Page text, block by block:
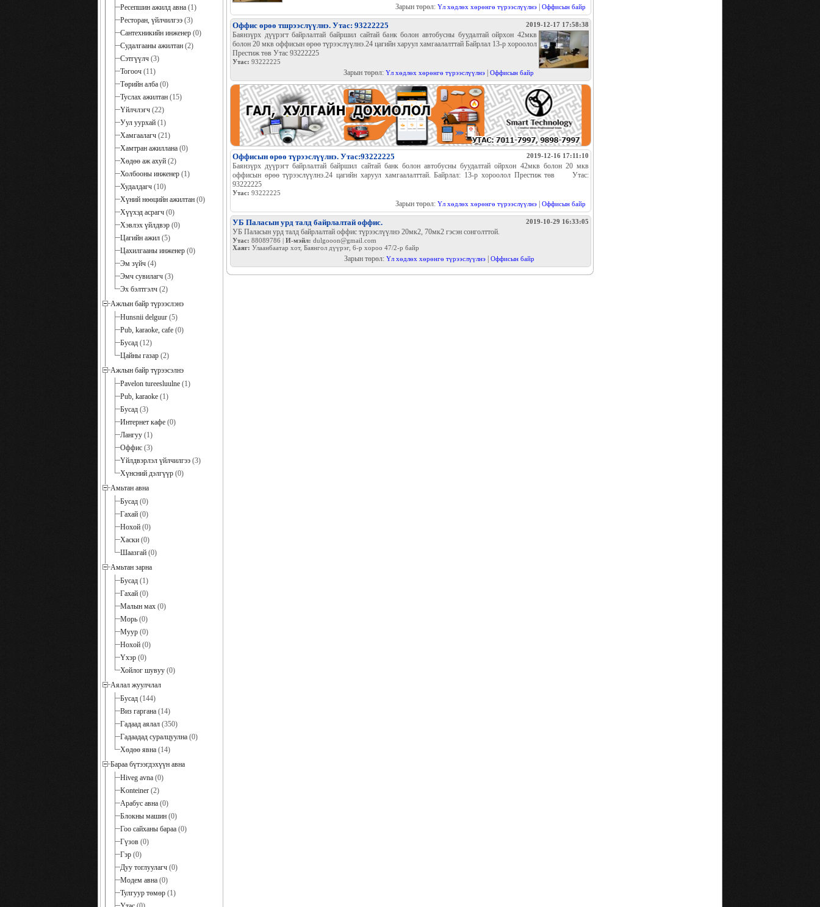
Ресепшин ажилд авна (1)
Ресторан, үйлчилгээ (3)
Сантехникийн инженер (0)
Судалгааны ажилтан (2)
Сэтгүүлч (3)
Тогооч (11)
Төрийн алба (0)
Туслах ажилтан (15)
Үйлчлэгч (22)
Уул уурхай (1)
Хамгаалагч (21)
Хамтран ажиллана (0)
Хөдөө аж ахуй (2)
Холбооны инженер (1)
Худалдагч (10)
Хүний нөөцийн ажилтан (0)
Хүүхэд асрагч (0)
Хэвлэх үйлдвэр (0)
Цагийн ажил (5)
Цахилгааны инженер (0)
Эм зүйч (4)
Эмч сувилагч (3)
Эх бэлтгэлч (2)
Ажлын байр түрээслэнэ
Hunsnii delguur (5)
Pub, karaoke, cafe (0)
Бусад (12)
Цайны газар (2)
Ажлын байр түрээсэлнэ
Pavelon tureesluulne (1)
Pub, karaoke (1)
Бусад (3)
Интернет кафе (0)
Лангуу (1)
Оффис (3)
Үйлдвэрлэл үйлчилгээ (3)
Хүнсний дэлгүүр (0)
Амьтан авна
Бусад (0)
Гахай (0)
Нохой (0)
Хаски (0)
Шаазгай (0)
Амьтан зарна
Бусад (1)
Гахай (0)
Малын мах (0)
Морь (0)
Муур (0)
Нохой (0)
Үхэр (0)
Хойлог шувуу (0)
Аялал жуулчлал
Бусад (144)
Виз гаргана (14)
Гадаад аялал (350)
Гадаадад суралцуулна (0)
Хөдөө явна (14)
Бараа бүтээгдэхүүн авна
Hiveg avna (0)
Konteiner (2)
Арабус авна (0)
Блокны машин (0)
Гоо сайханы бараа (0)
Гүзов (0)
Гэр (0)
Дуу тоглуулагч (0)
Модем авна (0)
Тулгуур төмөр (1)
Зарын төрөл: Үл хөдлөх хөрөнгө түрээслүүлнэ Оффисын байр
Оффис өрөө тшрээслүүлнэ. Утас: 93222225 2019-12-17 17:58:38
Баянзүрх дүүрэгт байрлалтай байршил сайтай банк болон автобусны буудалтай ойрхон 42мкв
болон 20 мкв оффисын өрөө түрээслүүлнэ.24 цагийн харуул хамгаалалттай Байрлал 13-р хороолол
Престиж төв Утас 93222225
Утас: 93222225
Зарын төрөл: Үл хөдлөх хөрөнгө түрээслүүлнэ Оффисын байр
Оффисын өрөө түрээслүүлнэ. Утас:93222225 2019-12-16 17:11:10
Баянзүрх дүүрэгт байрлалтай байршил сайтай банк болон автобусны буудалтай ойрхон 42мкв болон 20 мкв
оффисын өрөө түрээслүүлнэ.24 цагийн харуул хамгаалалттай. Байрлал: 13-р хороолол Престиж төв Утас:
93222225
Утас: 93222225
Зарын төрөл: Үл хөдлөх хөрөнгө түрээслүүлнэ Оффисын байр
УБ Паласын урд талд байрлалтай оффис. 2019-10-29 16:33:05
УБ Паласын урд талд байрлалтай оффис түрээслүүлнэ 20мк2, 70мк2 гэсэн сонголттой.
Утас: 88089786 | И-мэйл: dulgooon@gmail.com
Хаяг: Улаанбаатар хот, Баянгол дүүрэг, 6-р хороо 47/2-р байр
Зарын төрөл: Үл хөдлөх хөрөнгө түрээслүүлнэ Оффисын байр